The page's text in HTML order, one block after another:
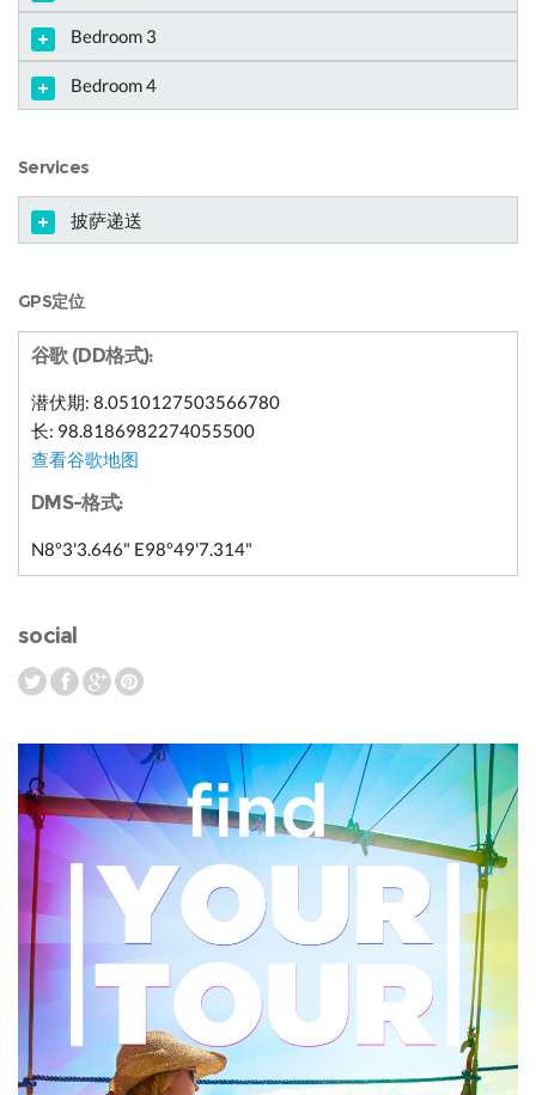
Bedroom 3
Bedroom 4
Services
披萨递送
GPS定位
谷歌 (DD格式):
潜伏期: 8.0510127503566780
长: 98.8186982274055500
查看谷歌地图
DMS-格式:
N8º3'3.646" E98º49'7.314"
social